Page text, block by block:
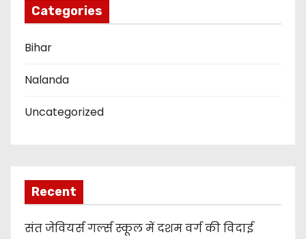
Categories
Bihar
Nalanda
Uncategorized
Recent
संत जेवियर्स गर्ल्स स्कूल में दशम वर्ग की विदाई